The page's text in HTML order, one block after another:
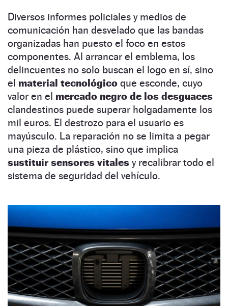
Diversos informes policiales y medios de
comunicación han desvelado que las bandas
organizadas han puesto el foco en estos
componentes. Al arrancar el emblema, los
delincuentes no solo buscan el logo en sí, sino
el material tecnológico que esconde, cuyo
valor en el mercado negro de los desguaces
clandestinos puede superar holgadamente los
mil euros. El destrozo para el usuario es
mayúsculo. La reparación no se limita a pegar
una pieza de plástico, sino que implica
sustituir sensores vitales y recalibrar todo el
sistema de seguridad del vehículo.